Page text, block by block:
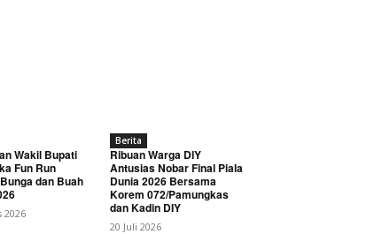
Wakil Bupati
Fun Run
dan Buah
2026
Berita
Ribuan Warga DIY
Antusias Nobar Final Piala
Dunia 2026 Bersama
Korem 072/Pamungkas
dan Kadin DIY
20 Juli 2026